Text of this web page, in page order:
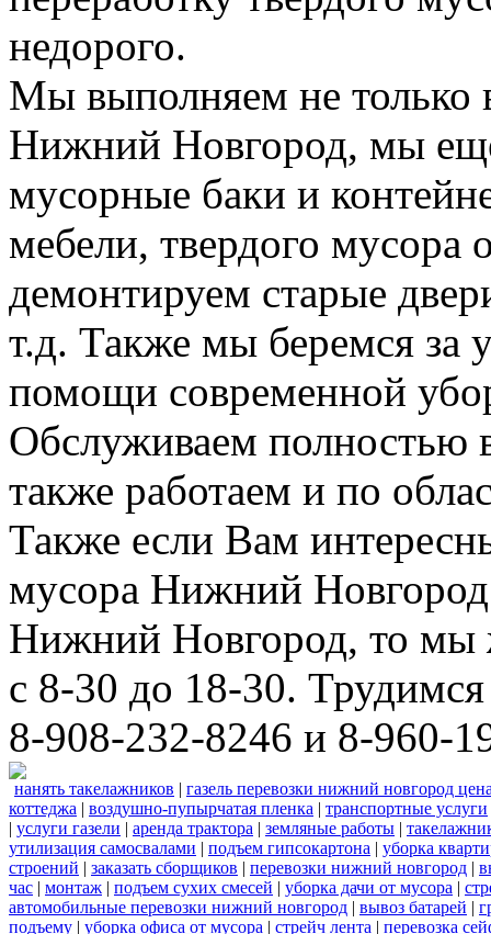
недорого.
Мы выполняем не только
Нижний Новгород, мы
мусорные баки и
мебели, твердого мусора
демонтируем старые
т.д. Также мы беремся за
помощи современной
Обслуживаем полностью
также работаем и по
Также если Вам
мусора Нижний
Нижний Новгород, то мы
с 8-30 до 18-30.
8-908-232-8246 и 8-960-
нанять такелажников | газель перевозки нижний новгород
коттеджа | воздушно-пупырчатая пленка | транспортные услуги
| услуги газели | аренда трактора | земляные работы |
утилизация самосвалами | подъем гипсокартона | уборка
строений | заказать сборщиков | перевозки нижний новгород |
час | монтаж | подъем сухих смесей | уборка дачи от мусора |
автомобильные перевозки нижний новгород | вывоз батарей |
подъему | уборка офиса от мусора | стрейч лента | перевозка